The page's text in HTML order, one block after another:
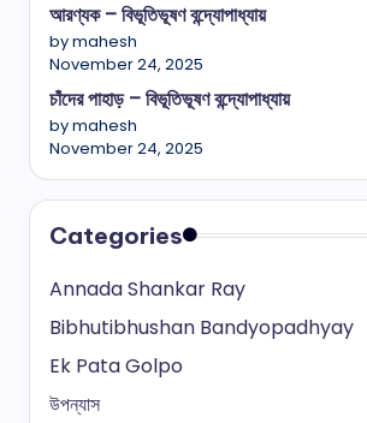
আরণ্যক – বিভূতিভূষণ বন্দ্যোপাধ্যায়
by mahesh
November 24, 2025
চাঁদের পাহাড় – বিভূতিভূষণ বন্দ্যোপাধ্যায়
by mahesh
November 24, 2025
Categories
Annada Shankar Ray
Bibhutibhushan Bandyopadhyay
Ek Pata Golpo
উপন্যাস